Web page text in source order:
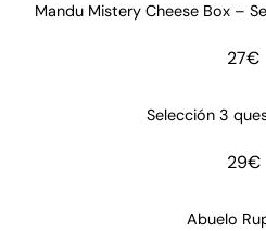
Mandu Mistery Cheese Box –
27€
Selección 3
29€
Abuelo